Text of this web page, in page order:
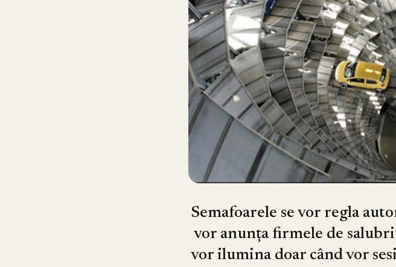
Semafoarele se vor regla
vor anunța firmele de
vor ilumina doar când vor